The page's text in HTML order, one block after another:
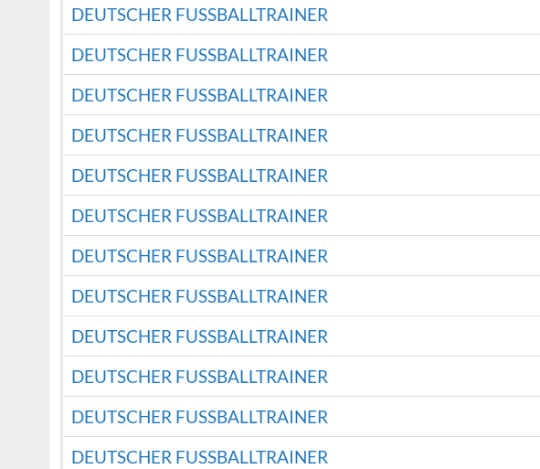
DEUTSCHER FUSSBALLTRAINER
DEUTSCHER FUSSBALLTRAINER
DEUTSCHER FUSSBALLTRAINER
DEUTSCHER FUSSBALLTRAINER
DEUTSCHER FUSSBALLTRAINER
DEUTSCHER FUSSBALLTRAINER
DEUTSCHER FUSSBALLTRAINER
DEUTSCHER FUSSBALLTRAINER
DEUTSCHER FUSSBALLTRAINER
DEUTSCHER FUSSBALLTRAINER
DEUTSCHER FUSSBALLTRAINER
DEUTSCHER FUSSBALLTRAINER